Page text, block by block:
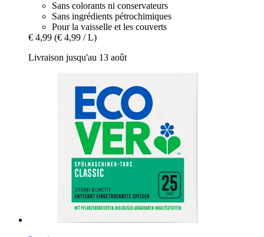
Sans colorants ni conservateurs
Sans ingrédients pétrochimiques
Pour la vaisselle et les couverts
€ 4,99 (€ 4,99 / L)
Livraison jusqu'au 13 août